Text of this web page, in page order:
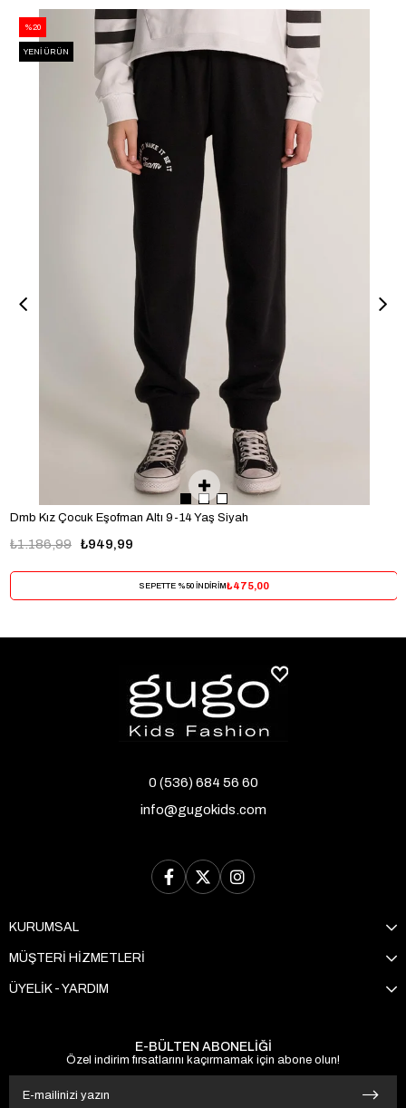
Dmb Kız Çocuk Eşofman Altı 9-14 Yaş Siyah
₺949,99
₺1.186,99
SEPETTE %50 İNDİRİM₺475,00
%20
YENI ÜRÜN
0 (536) 684 56 60
info@gugokids.com
KURUMSAL
MÜŞTERİ HİZMETLERİ
ÜYELİK - YARDIM
E-BÜLTEN ABONELİĞİ
Özel indirim fırsatlarını kaçırmamak için abone olun!